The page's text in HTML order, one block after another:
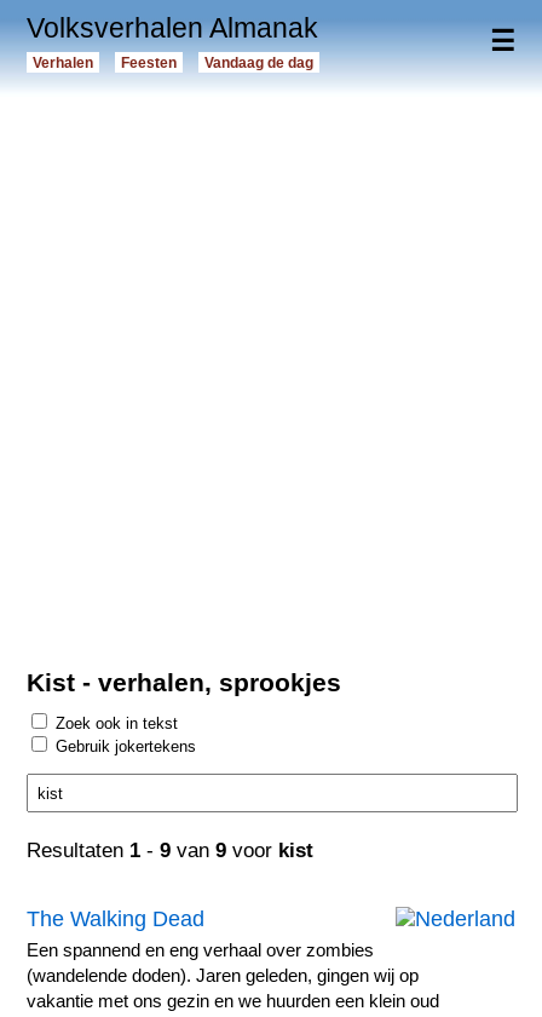
☰
Volksverhalen Almanak
Verhalen Feesten Vandaag de dag
Kist - verhalen, sprookjes
Zoek ook in tekst
Gebruik jokertekens
Resultaten 1 -9 van9 voor kist
The Walking Dead
Een spannend en eng verhaal over zombies
(wandelende doden). Jaren geleden, gingen wij op
vakantie met ons gezin en we huurden een klein oud